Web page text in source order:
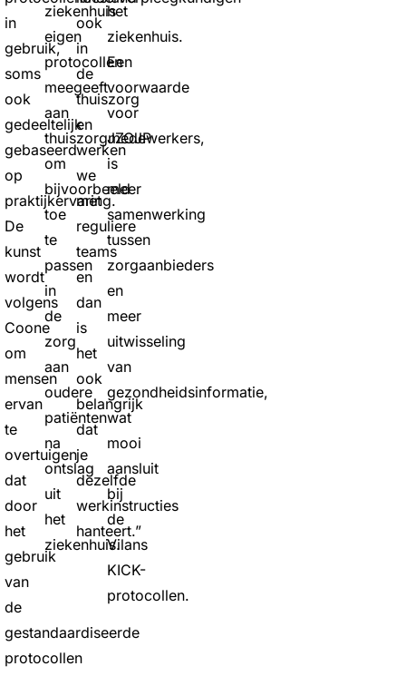
in
gebruik,
soms
ook
gedeeltelijk
gebaseerd
op
praktijkervaring.
De
kunst
wordt
volgens
Coone
om
mensen
ervan
te
overtuigen
dat
door
het
gebruik
van
de
gestandaardiseerde
protocollen
ziekenhuis
eigen
protocollen
meegeeft
aan
thuiszorgmedewerkers,
om
bijvoorbeeld
toe
te
passen
in
de
zorg
aan
oudere
patiënten
na
ontslag
uit
het
ziekenhuis.
ook
in
de
thuiszorg
en
werken
we
met
reguliere
teams
en
dan
is
het
ook
belangrijk
dat
je
dezelfde
werkinstructies
hanteert.”
het
ziekenhuis.
Een
voorwaarde
voor
JZOJP
is
meer
samenwerking
tussen
zorgaanbieders
en
meer
uitwisseling
van
gezondheidsinformatie,
wat
mooi
aansluit
bij
de
Vilans
KICK-
protocollen.